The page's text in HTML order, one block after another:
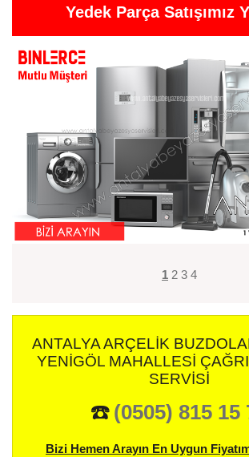
Yedek Parça Satışımız
1 2 3 4
ANTALYA ARÇELIK
YENIGÖL MAHALLESI
SERVISI
☎️ (0505) 815 15
Bizi Hemen Arayın En Uygun